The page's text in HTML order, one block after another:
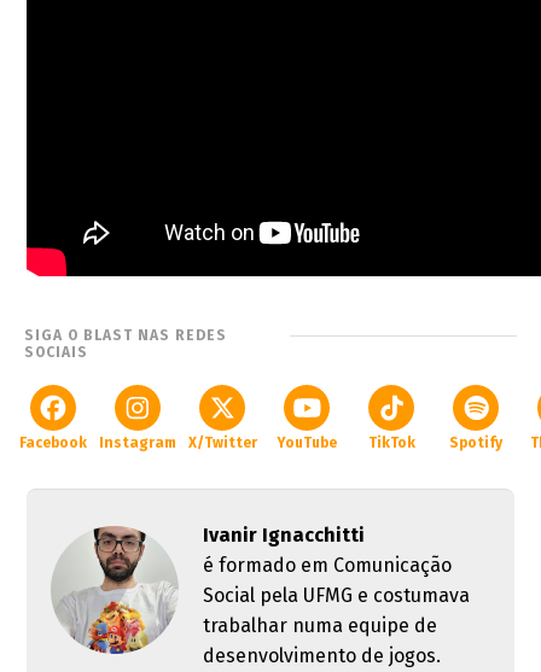
SIGA O BLAST NAS REDES
SOCIAIS
Facebook Instagram X/Twitter YouTube TikTok Spotify
Ivanir Ignacchitti
é formado em Comunicação
Social pela UFMG e costumava
trabalhar numa equipe de
desenvolvimento de jogos.